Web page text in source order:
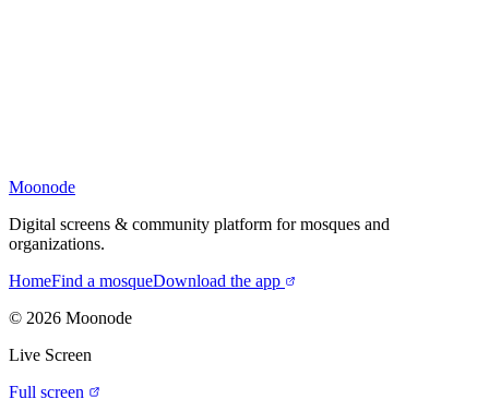
Moonode
Digital screens & community platform for mosques and
organizations.
HomeFind a mosqueDownload the app
© 2026 Moonode
Live Screen
Full screen